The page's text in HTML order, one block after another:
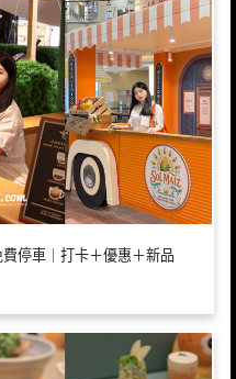
停車｜打卡＋優惠＋新品